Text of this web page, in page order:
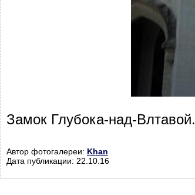
Замок Глубока-над-Влтавой.
Автор фотогалереи: Khan
Дата публикации: 22.10.16